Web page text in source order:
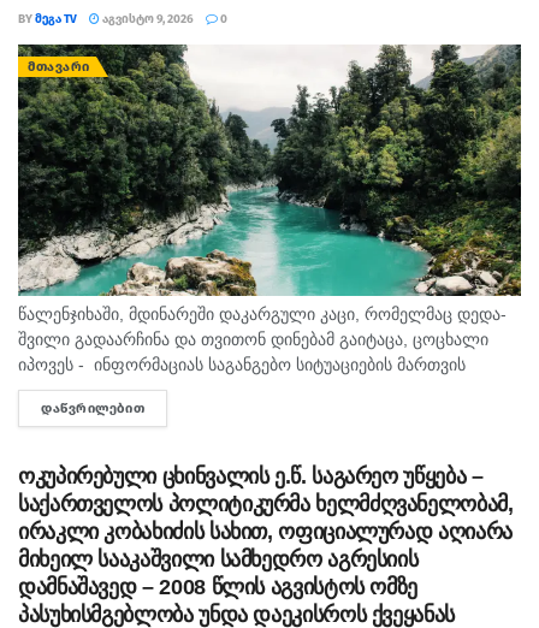
BYᲛᲔᲒᲐ TV ᲐᲒᲕᲘᲡᲢᲝ 9, 2026 0
ᲛᲗᲐᲕᲐᲠᲘ
წალენჯიხაში, მდინარეში დაკარგული კაცი, რომელმაც დედა-
შვილი გადაარჩინა და თვითონ დინებამ გაიტაცა, ცოცხალი
იპოვეს - ინფორმაციას საგანგებო სიტუაციების მართვის
სამსახური ადასტურებს. მის სიცოცხლეს საფრთხე არ ემუქრება.
შემთხვევა წალენჯიხის მუნიციპალიტეტის სოფელ სქურში...
ᲓᲐᲬᲕᲠᲘᲚᲔᲑᲘᲗ
ოკუპირებული ცხინვალის ე.წ. საგარეო უწყება –
საქართველოს პოლიტიკურმა ხელმძღვანელობამ,
ირაკლი კობახიძის სახით, ოფიციალურად აღიარა
მიხეილ სააკაშვილი სამხედრო აგრესიის
დამნაშავედ – 2008 წლის აგვისტოს ომზე
პასუხისმგებლობა უნდა დაეკისროს ქვეყანას